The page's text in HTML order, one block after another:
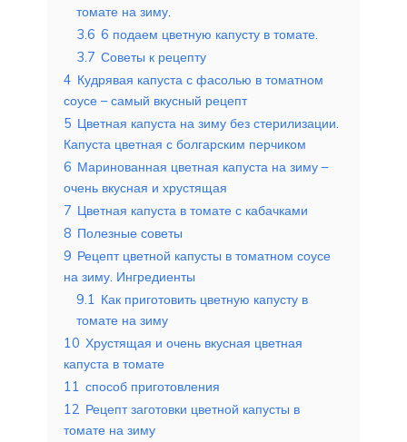
томате на зиму.
3.6 6 подаем цветную капусту в томате.
3.7 Советы к рецепту
4 Кудрявая капуста с фасолью в томатном
соусе – самый вкусный рецепт
5 Цветная капуста на зиму без стерилизации.
Капуста цветная с болгарским перчиком
6 Маринованная цветная капуста на зиму –
очень вкусная и хрустящая
7 Цветная капуста в томате с кабачками
8 Полезные советы
9 Рецепт цветной капусты в томатном соусе
на зиму. Ингредиенты
9.1 Как приготовить цветную капусту в
томате на зиму
10 Хрустящая и очень вкусная цветная
капуста в томате
11 способ приготовления
12 Рецепт заготовки цветной капусты в
томате на зиму